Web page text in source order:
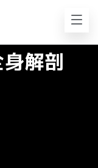
解剖